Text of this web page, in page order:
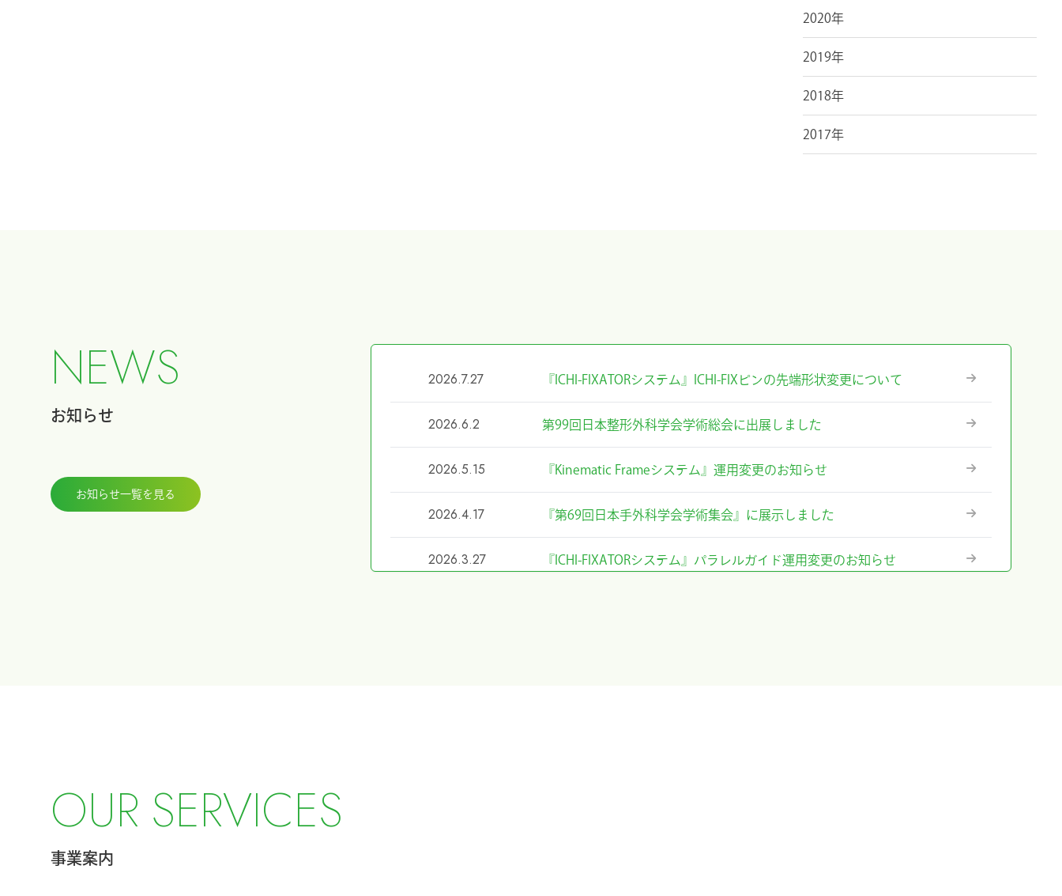
2020年
2019年
2018年
2017年
NEWS
お知らせ
お知らせ一覧を見る
2026.7.27 『ICHI-FIXATORシステム』ICHI-FIXピンの先端形状変更について
2026.6.2 第99回日本整形外科学会学術総会に出展しました
2026.5.15 『Kinematic Frameシステム』運用変更のお知らせ
2026.4.17 『第69回日本手外科学会学術集会』に展示しました
2026.3.27 『ICHI-FIXATORシステム』パラレルガイド運用変更のお知らせ
OUR SERVICES
事業案内